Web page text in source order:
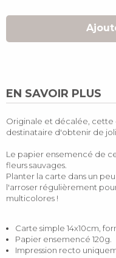
EN SAVOIR PLUS
Originale et décalée, cette
destinataire d'obtenir de
Le papier ensemencé de
fleurs sauvages.
Planter la carte dans un
l'arroser régulièrement
multicolores !
Carte simple 14x10cm,
Papier ensemencé 120g.
Impression recto